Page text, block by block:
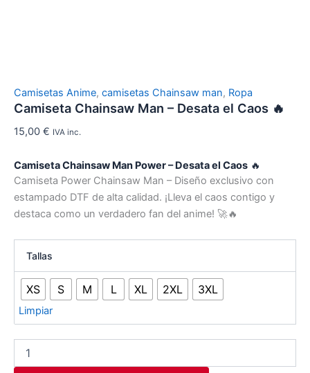
Camisetas Anime, camisetas Chainsaw man, Ropa
Camiseta Chainsaw Man – Desata el Caos 🔥
15,00 € IVA inc.
Camiseta Chainsaw Man Power– Desata el Caos 🔥
Camiseta Power Chainsaw Man – Diseño exclusivo con
estampado DTF de alta calidad. ¡Lleva el caos contigo y
destaca como un verdadero fan del anime! 🚀🔥
Tallas
XS S M L XL 2XL 3XL
Limpiar